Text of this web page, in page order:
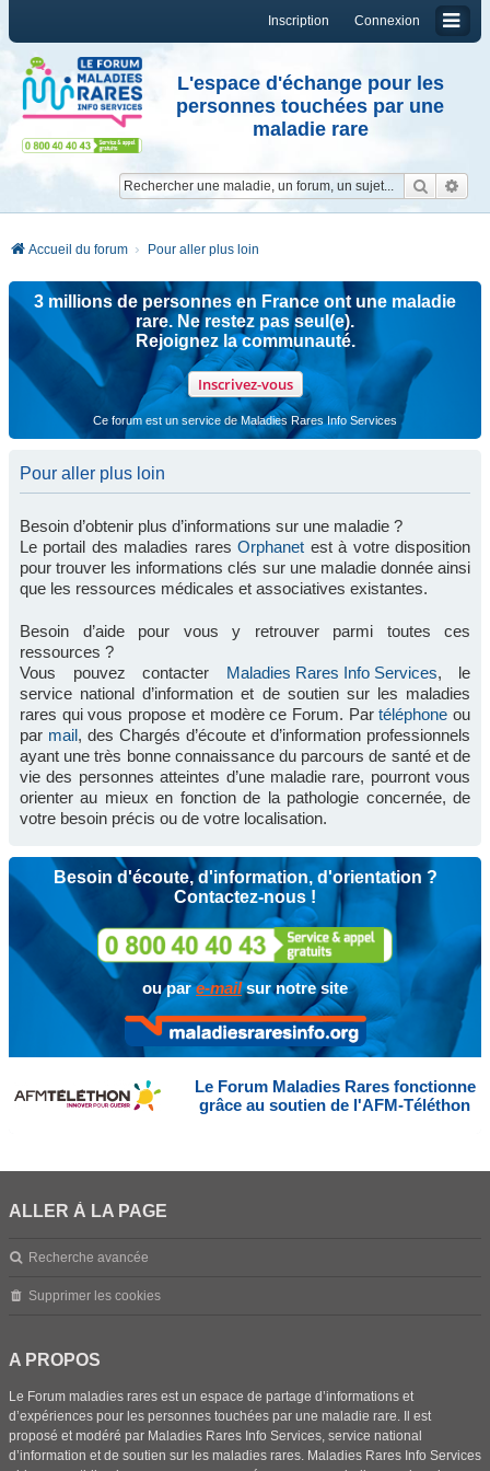
Connexion
Inscription
L'espace d'échange pour les
personnes touchées par une
maladie rare
Accueil du forum Pour aller plus loin
3 millions de personnes en France ont une maladie
rare. Ne restez pas seul(e).
Rejoignez la communauté.
Inscrivez-vous
Ce forum est un service de Maladies Rares Info Services
Pour aller plus loin
Besoin d’obtenir plus d’informations sur une maladie ?
Le portail des maladies raresOrphanet est à votre disposition
pour trouver les informations clés sur une maladie donnée ainsi
que les ressources médicales et associatives existantes.
Besoin d’aide pour vous y retrouver parmi toutes ces
ressources ?
Vous pouvez contacter Maladies Rares Info Services, le
service national d’information et de soutien sur les maladies
rares qui vous propose et modère ce Forum. Partéléphone ou
par mail, des Chargés d’écoute et d’information professionnels
ayant une très bonne connaissance du parcours de santé et de
vie des personnes atteintes d’une maladie rare, pourront vous
orienter au mieux en fonction de la pathologie concernée, de
votre besoin précis ou de votre localisation.
Besoin d'écoute, d'information, d'orientation ?
Contactez-nous !
ou pare-mailsur notre site
Le Forum Maladies Rares fonctionne
grâce au soutien de l'AFM-Téléthon
ALLER À LA PAGE
Recherche avancée
Supprimer les cookies
A PROPOS
Le Forum maladies rares est un espace de partage d’informations et
d’expériences pour les personnes touchées par une maladie rare. Il est
proposé et modéré par Maladies Rares Info Services, service national
d’information et de soutien sur les maladies rares. Maladies Rares Info Services